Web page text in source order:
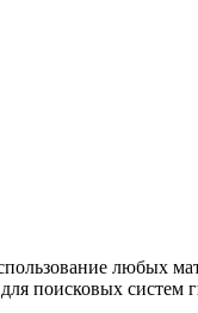
любых
поисковых систем